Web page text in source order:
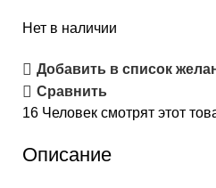
Нет в наличии
Добавить в список
Сравнить
16 Человек смотрят этот
Описание